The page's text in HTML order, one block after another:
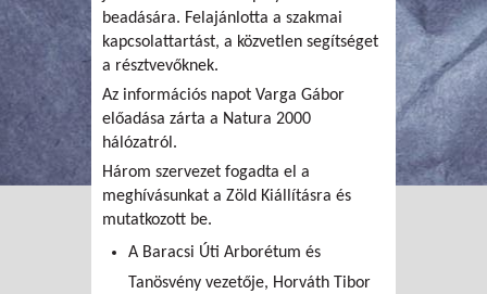
beadására. Felajánlotta a szakmai
kapcsolattartást, a közvetlen segítséget
a résztvevőknek.
Az információs napot Varga Gábor
előadása zárta a Natura 2000
hálózatról.
Három szervezet fogadta el a
meghívásunkat a Zöld Kiállításra és
mutatkozott be.
A Baracsi Úti Arborétum és
Tanösvény vezetője, Horváth Tibor